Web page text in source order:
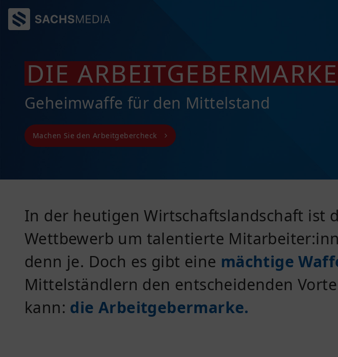
DIE ARBEITGEBERMARKE
Geheimwaffe für den Mittelstand
Machen Sie den Arbeitgebercheck
In der heutigen Wirtschaftslandschaft ist
Wettbewerb um talentierte
denn je. Doch es gibt eine mächtige
Mittelständlern den entscheidenden
kann: die Arbeitgebermarke.